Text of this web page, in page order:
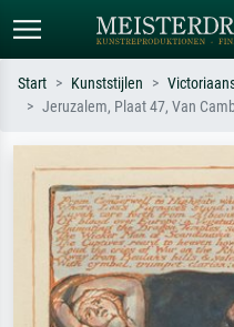
Zoek op kunstenaar, titel of stijl –
Monet, Sterrennacht,
Hokusai-golf, naakt.
Start Kunststijlen
Jeruzalem, Plaat 47, Van